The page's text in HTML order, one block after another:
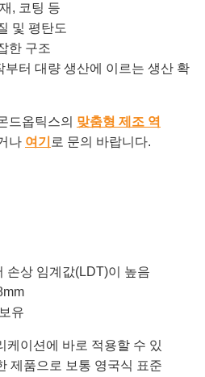
, 코팅 등
및 평탄도
한 구조
부터 대량 생산에 이르는 생산 확
드옵틱스의 맞춤형 제조 역
나 여기 로 문의 바랍니다.
손상 임계값(LDT)이 높음
보유
케이션에 바로 적용할 수 있
제품으로 보통 영국식 표준